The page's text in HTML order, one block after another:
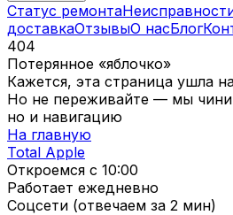
Статус ремонта
доставкаОтзывыО насБлог
404
Потерянное «яблочко»
Кажется, эта страница ушла
Но не переживайте — мы
но и навигацию
На главную
Total Apple
Откроемся с 10:00
Работает ежедневно
Соцсети (отвечаем за 2 мин)